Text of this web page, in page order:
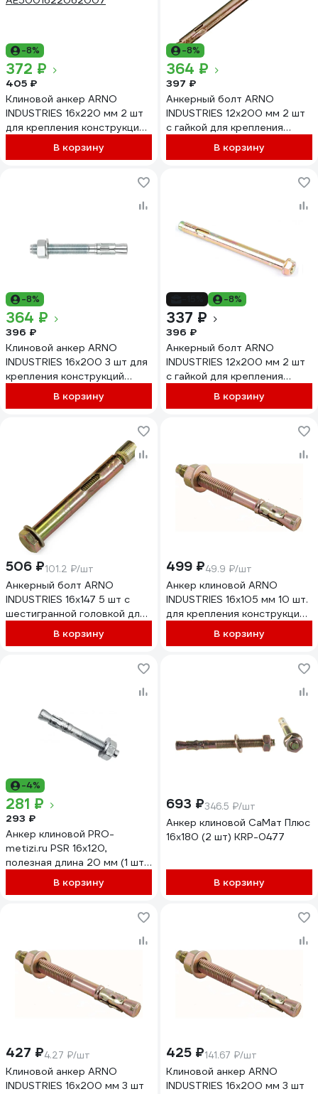
-8%
372 ₽
405 ₽
Клиновой анкер ARNO
INDUSTRIES 16х220 мм 2 шт
для крепления конструкций
AE5001622062007
В корзину
-8%
364 ₽
397 ₽
Анкерный болт ARNO
INDUSTRIES 12х200 мм 2 шт
с гайкой для крепления
конструкций
AE1001220062N98
В корзину
-8%
364 ₽
396 ₽
Клиновой анкер ARNO
INDUSTRIES 16х200 3 шт для
крепления конструкций
белый цинк
AE5001620032541
В корзину
-8%
337 ₽
396 ₽
Анкерный болт ARNO
INDUSTRIES 12х200 мм 2 шт
с гайкой для крепления
конструкций к бетону и
кирпичу AE1001220065098
В корзину
506 ₽101.2 ₽/шт
Анкерный болт ARNO
INDUSTRIES 16х147 5 шт с
шестигранной головкой для
крепления конструкций в
В корзину
499 ₽49.9 ₽/шт
Анкер клиновой ARNO
INDUSTRIES 16х105 мм 10 шт.
для крепления конструкций
AE5001610561007-10
В корзину
-4%
281 ₽
293 ₽
Анкер клиновой PRO-
metizi.ru PSR 16x120,
полезная длина 20 мм (1 шт.)
MTZ1100057В корзину
693 ₽346.5 ₽/шт
Анкер клиновой СаМат Плюс
16х180 (2 шт) KRP-0477
В корзину
427 ₽4.27 ₽/шт
Клиновой анкер ARNO
INDUSTRIES 16х200 мм 3 шт
425 ₽141.67 ₽/шт
Клиновой анкер ARNO
INDUSTRIES 16х200 мм 3 шт